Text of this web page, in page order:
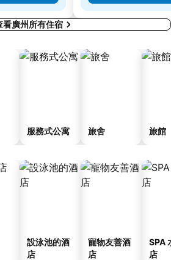
看廣州所有住宿
服務式公寓 旅舍 旅館
設泳池的酒
店
寵物友善酒
店
SPA
店